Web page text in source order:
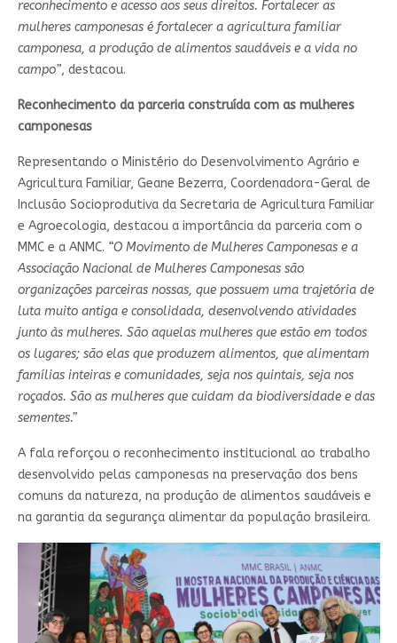
reconhecimento e acesso aos seus direitos. Fortalecer as
mulheres camponesas é fortalecer a agricultura familiar
camponesa, a produção de alimentos saudáveis e a vida no
campo”, destacou.
Reconhecimento da parceria construída com as mulheres
camponesas
Representando o Ministério do Desenvolvimento Agrário e
Agricultura Familiar, Geane Bezerra, Coordenadora-Geral de
Inclusão Socioprodutiva da Secretaria de Agricultura Familiar
e Agroecologia, destacou a importância da parceria com o
MMC e a ANMC. “O Movimento de Mulheres Camponesas e a
Associação Nacional de Mulheres Camponesas são
organizações parceiras nossas, que possuem uma trajetória de
luta muito antiga e consolidada, desenvolvendo atividades
junto às mulheres. São aquelas mulheres que estão em todos
os lugares; são elas que produzem alimentos, que alimentam
famílias inteiras e comunidades, seja nos quintais, seja nos
roçados. São as mulheres que cuidam da biodiversidade e das
sementes.”
A fala reforçou o reconhecimento institucional ao trabalho
desenvolvido pelas camponesas na preservação dos bens
comuns da natureza, na produção de alimentos saudáveis e
na garantia da segurança alimentar da população brasileira.